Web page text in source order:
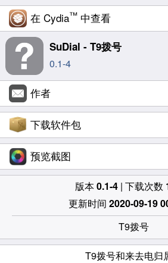
在 Cydia™ 中查看
SuDial - T9拨号
0.1-4
作者
下载软件包
预览截图
版本0.1-4| 下载次数
更新时间 2020-09-19
T9拨号
T9拨号和来去电归